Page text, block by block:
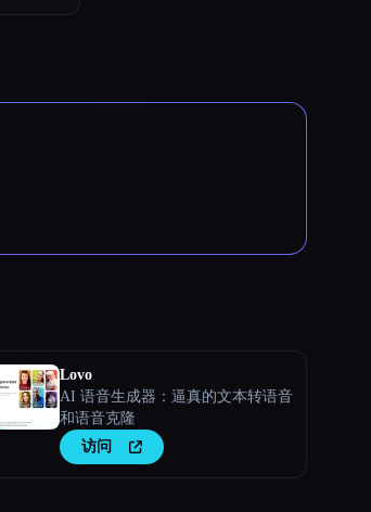
Lovo
AI 语音生成器：逼真的文本转语音
和语音克隆
访问